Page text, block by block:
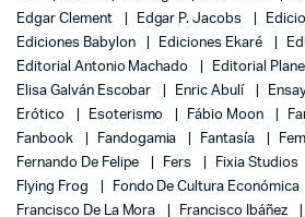
Edgar Clement
Edgar P. Jacobs
Ediciones Babylon
Ediciones Ekaré
Editorial Antonio Machado
Editorial
Elisa Galván Escobar
Enric Abulí
Erótico
Esoterismo Fábio Moon
Fanbook
Fandogamia Fantasía
Fernando De Felipe
Fers Fixia Studios
Flying Frog
Fondo De Cultura Económica
Francisco De La Mora
Francisco Ibáñez